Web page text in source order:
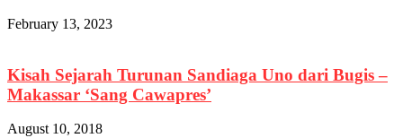
February 13, 2023
Kisah Sejarah Turunan Sandiaga Uno dari Bugis –
Makassar ‘Sang Cawapres’
August 10, 2018